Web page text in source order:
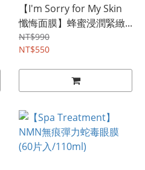
【I'm Sorry for My Skin
懺悔面膜】蜂蜜浸潤緊緻...
NT$990
NT$550